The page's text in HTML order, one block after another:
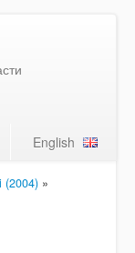
English
(2004) »